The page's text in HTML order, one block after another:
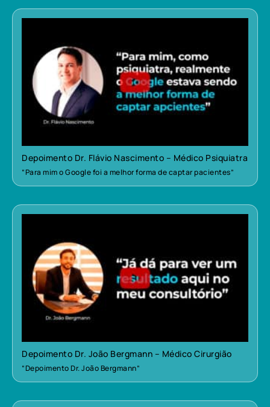
Depoimento Dr. Flávio Nascimento – Médico Psiquiatra
“Para mim o Google foi a melhor forma de captar pacientes”
Depoimento Dr. João Bergmann – Médico Cirurgião
“Depoimento Dr. João Bergmann”